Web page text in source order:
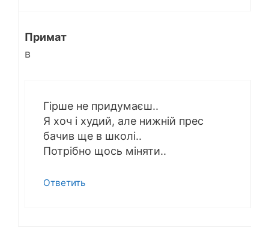
Примат
в
Гірше не придумаєш..
Я хоч і худий, але нижній прес
бачив ще в школі..
Потрібно щось міняти..
Ответить